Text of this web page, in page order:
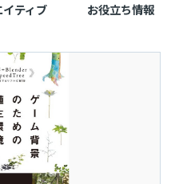
ティブ お役立ち情報
じる
索